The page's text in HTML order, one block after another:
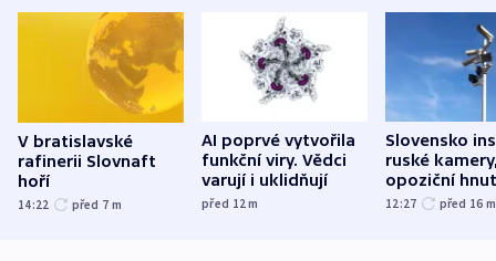
V bratislavské
rafinerii Slovnaft
hoří
14:22 před 7 m
AI poprvé vytvořila
funkční viry. Vědci
varují i uklidňují
před 12m
Slovensko
ruské
opoziční
12:27 před 16 m